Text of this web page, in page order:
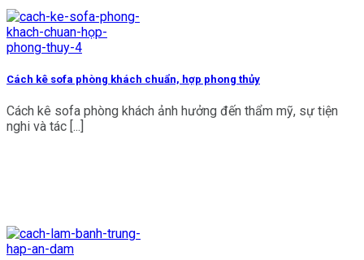
Cách kê sofa phòng khách chuẩn, hợp phong thủy
Cách kê sofa phòng khách ảnh hưởng đến thẩm mỹ, sự tiện
nghi và tác [...]